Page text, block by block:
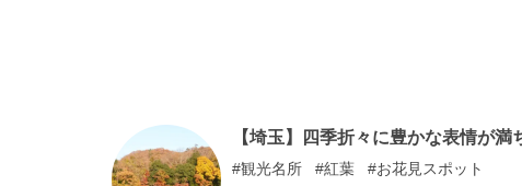
【埼玉】四季折々に豊かな表情が満
観光名所 紅葉 お花見スポット